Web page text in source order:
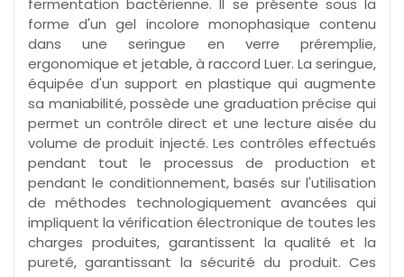
fermentation bactérienne. Il se présente sous la
forme d'un gel incolore monophasique contenu
dans une seringue en verre préremplie,
ergonomique et jetable, à raccord Luer. La seringue,
équipée d'un support en plastique qui augmente
sa maniabilité, possède une graduation précise qui
permet un contrôle direct et une lecture aisée du
volume de produit injecté. Les contrôles effectués
pendant tout le processus de production et
pendant le conditionnement, basés sur l'utilisation
de méthodes technologiquement avancées qui
impliquent la vérification électronique de toutes les
charges produites, garantissent la qualité et la
pureté, garantissant la sécurité du produit. Ces